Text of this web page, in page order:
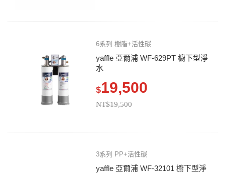
6系列 樹脂+活性碳
yaffle 亞爾浦 WF-629PT 櫥下型淨
水
$19,500
NT$19,500
3系列 PP+活性碳
yaffle 亞爾浦 WF-32101 櫥下型淨